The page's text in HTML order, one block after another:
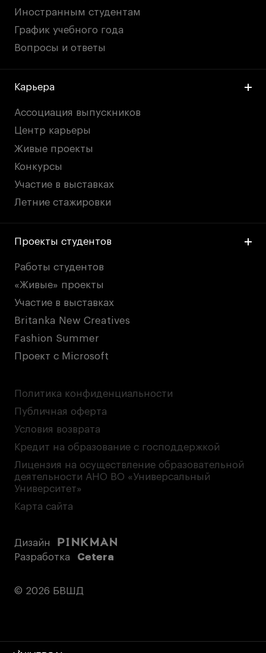
Иностранным студентам
График учебного года
Вопросы и ответы
Карьера
Ассоциация выпускников
Центр карьеры
Живые проекты
Конкурсы
Участие в выставках
Летние стажировки
Проекты студентов
Работы студентов
«Живые» проекты
Участие в выставках
Britanka New Creatives
Fashion Summer
Проект с Microsoft
© 2026 БВШД
Политика конфиденциальности
Публичная оферта
Условия возврата
Кредит на образование с господдержкой
Лицензия на осуществление образовательной
деятельности АНО ВО «Универсальный
Университет»
Карта сайта
Дизайн
Разработка
Cetera